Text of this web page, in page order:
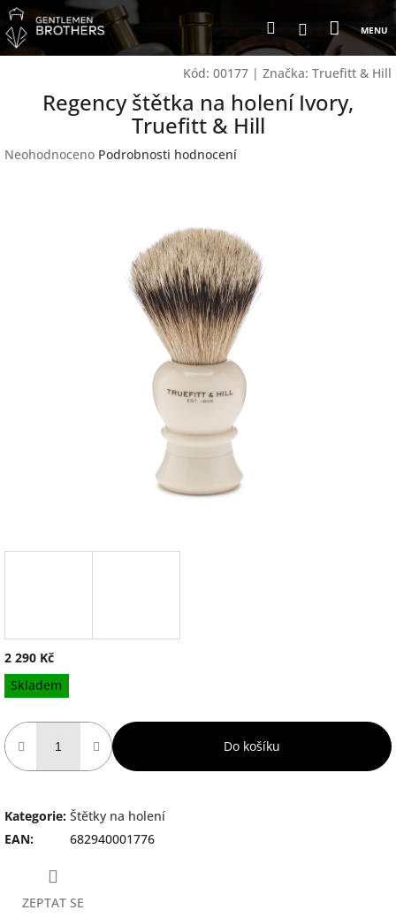
Přejít
na
obsah
HledatPřihlášení
košík
Kód: 00177 | Značka: Truefitt & Hill
Regency štětka na holení Ivory,
Truefitt & Hill
Průměrné
Neohodnoceno Podrobnosti hodnocení
2 290 Kč
Měrná
cena:
Skladem
Do košíku
Kategorie: Štětky na holení
EAN: 682940001776
ZEPTAT SE